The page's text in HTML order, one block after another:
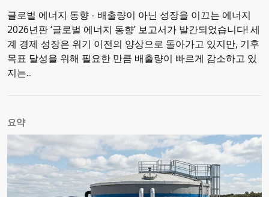
글로벌 에너지 동향 - 배출량이 아닌 성장을 이끄는 에너지
2026년판 ‘글로벌 에너지 동향’ 보고서가 발간되었습니다! 세
계 경제 성장은 위기 이전의 양상으로 돌아가고 있지만, 기후
목표 달성을 위해 필요한 만큼 배출량이 빠르게 감소하고 있
지는...
요약